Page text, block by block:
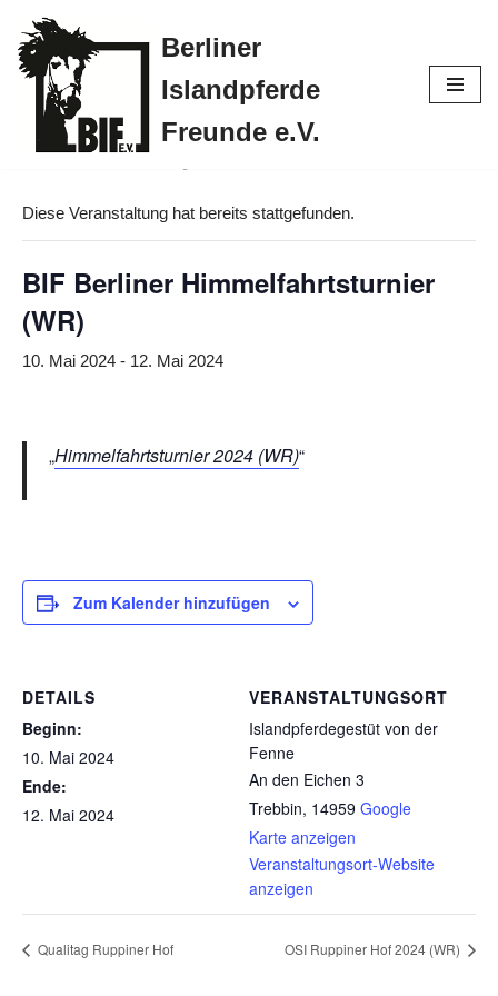
Zum
Inhalt
springen
Berliner
Islandpferde
Freunde e.V.
« Alle Veranstaltungen
Diese Veranstaltung hat bereits stattgefunden.
BIF Berliner Himmelfahrtsturnier
(WR)
10. Mai 2024 - 12. Mai 2024
Himmelfahrtsturnier 2024 (WR)
Zum Kalender hinzufügen
DETAILS
Beginn:
10. Mai 2024
Ende:
12. Mai 2024
VERANSTALTUNGSORT
Islandpferdegestüt von der
Fenne
An den Eichen 3
Trebbin, 14959 Google
Karte anzeigen
Veranstaltungsort-Website
anzeigen
Qualitag Ruppiner Hof OSI Ruppiner Hof 2024 (WR)